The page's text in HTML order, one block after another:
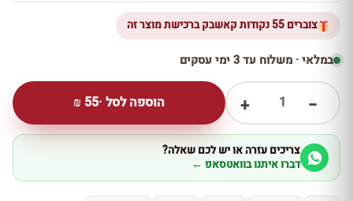
צוברים 55 נקודות קאשבק ברכישת מוצר זה
במלאי · משלוח עד 3 ימי עסקים
−
1
+ הוספה לסל ·55
₪
צריכים עזרה או יש לכם שאלה?
דברו איתנו בוואטסאפ ←